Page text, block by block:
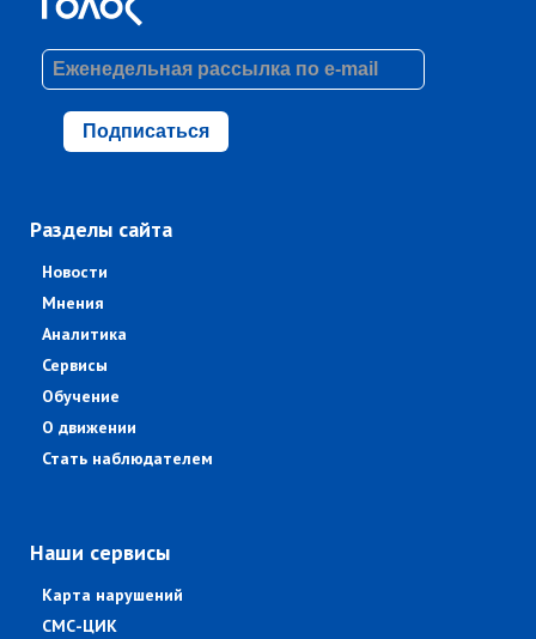
Подписаться
Разделы сайта
Новости
Мнения
Аналитика
Сервисы
Обучение
О движении
Стать наблюдателем
Наши сервисы
Карта нарушений
СМС-ЦИК